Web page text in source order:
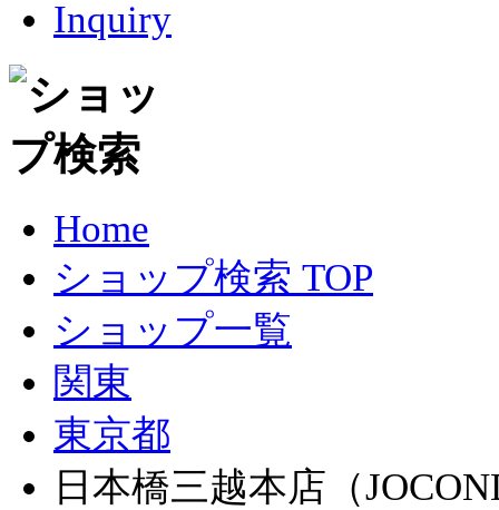
Home
ショップ検索 TOP
ショップ一覧
関東
東京都
日本橋三越本店（